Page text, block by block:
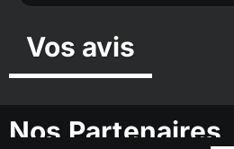
Vos avis
Nos Partenaires